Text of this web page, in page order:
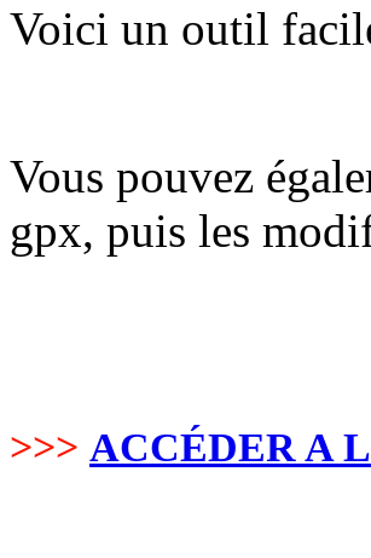
Voici un outil
Vous pouvez
gpx, puis les
>>> ACCÉDER A